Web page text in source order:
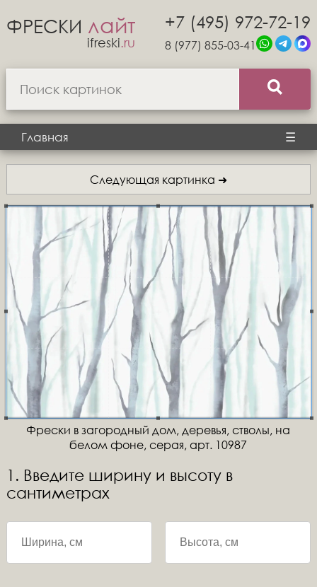
ФРЕСКИ лайт
ifreski.ru
+7 (495) 972-72-19
8 (977) 855-03-41
Главная ☰
Следующая картинка ➜
Фрески в загородный дом, деревья, стволы, на
белом фоне, серая, арт. 10987
1. Введите ширину и высоту в
сантиметрах